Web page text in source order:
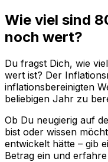
Wie viel sind
noch wert?
Du fragst Dich, wie
wert ist? Der
inflationsbereinigten
beliebigen Jahr zu
Ob Du neugierig auf
bist oder wissen
entwickelt hätte – gib
Betrag ein und